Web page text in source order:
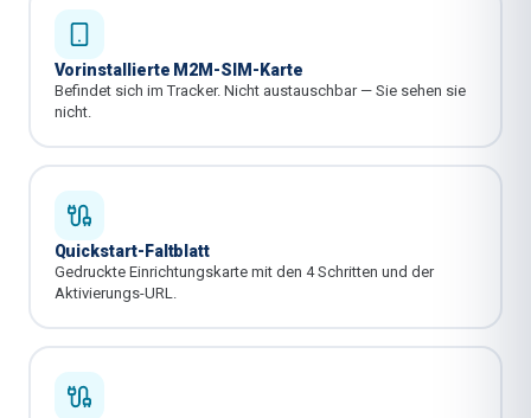
Vorinstallierte M2M-SIM-Karte
Befindet sich im Tracker. Nicht austauschbar — Sie sehen sie
nicht.
Quickstart-Faltblatt
Gedruckte Einrichtungskarte mit den 4 Schritten und der
Aktivierungs-URL.